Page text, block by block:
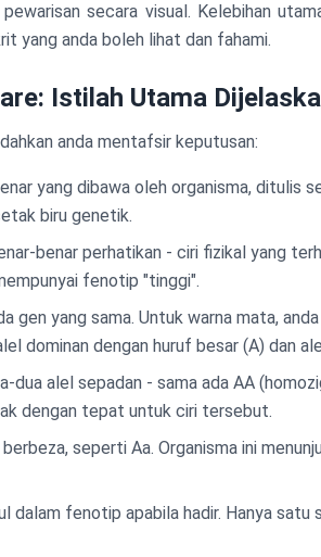
secara visual. Kelebihan
yang anda boleh lihat dan fahami.
Istilah Utama
anda mentafsir keputusan:
yang dibawa oleh organisma, ditulis
biru genetik.
benar perhatikan - ciri fizikal yang
fenotip "tinggi".
gen yang sama. Untuk warna mata,
dominan dengan huruf besar (A) dan
dua alel sepadan - sama ada AA
dengan tepat untuk ciri tersebut.
seperti Aa. Organisma ini
dalam fenotip apabila hadir. Hanya satu